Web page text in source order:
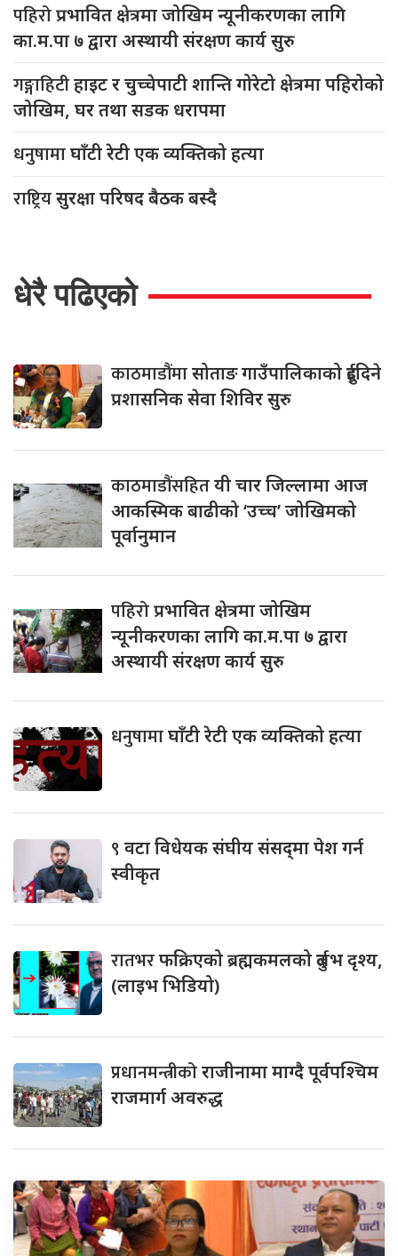
पहिरोप्रभावित क्षेत्रमा जोखिम न्यूनीकरणका लागि
का.म.पा ७ द्वारा अस्थायी संरक्षण कार्य सुरु
गङ्गाहिटीहाइट र चुच्चेपाटी शान्ति गोरेटो क्षेत्रमा पहिरोको
जोखिम, घर तथा सडक धरापमा
धनुषामाघाँटी रेटी एक व्यक्तिको हत्या
राष्ट्रियसुरक्षा परिषद बैठक बस्दै
धेरै पढिएको
काठमाडौंमासोताङ गाउँपालिकाको दुईदिने
प्रशासनिक सेवा शिविर सुरु
काठमाडौंसहितयी चार जिल्लामा आज
आकस्मिक बाढीको ‘उच्च’ जोखिमको
पूर्वानुमान
पहिरोप्रभावित क्षेत्रमा जोखिम
न्यूनीकरणका लागि का.म.पा ७ द्वारा
अस्थायी संरक्षण कार्य सुरु
धनुषामाघाँटी रेटी एक व्यक्तिको हत्या
९ वटा विधेयक संघीय संसद्‌मा पेश गर्न
स्वीकृत
रातभरफक्रिएको ब्रह्मकमलको दुर्लभ दृश्य,
(लाइभ भिडियो)
प्रधानमन्त्रीकोराजीनामा माग्दै पूर्वपश्चिम
राजमार्ग अवरुद्ध